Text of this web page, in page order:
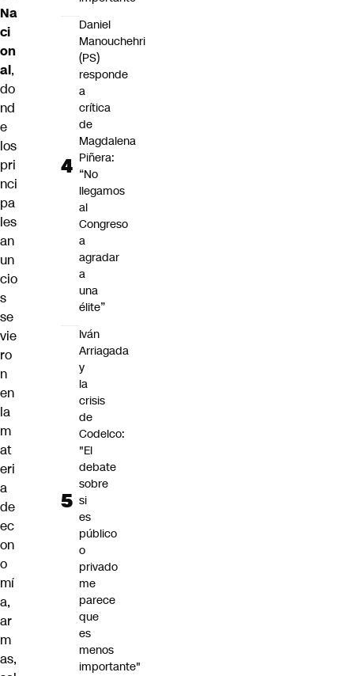
Na
ci
on
al,
do
nd
e
los
pri
nci
pa
les
an
un
cio
s
se
vie
ro
n
en
la
m
at
eri
a
de
ec
on
o
mí
a,
ar
m
as,
Daniel
Manouchehri
(PS)
responde
a
crítica
de
Magdalena
Piñera:
“No
llegamos
al
Congreso
a
agradar
a
una
élite”
Iván
Arriagada
y
la
crisis
de
Codelco:
"El
debate
sobre
si
es
público
o
privado
me
parece
que
es
menos
importante"